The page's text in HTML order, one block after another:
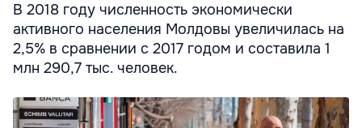
В 2018 году численность экономически
активного населения Молдовы увеличилась на
2,5% в сравнении с 2017 годом и составила 1
млн 290,7 тыс. человек.